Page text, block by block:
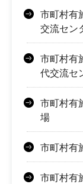
市町村有
交流セン
市町村有
代交流セ
市町村有
場
市町村有
市町村有